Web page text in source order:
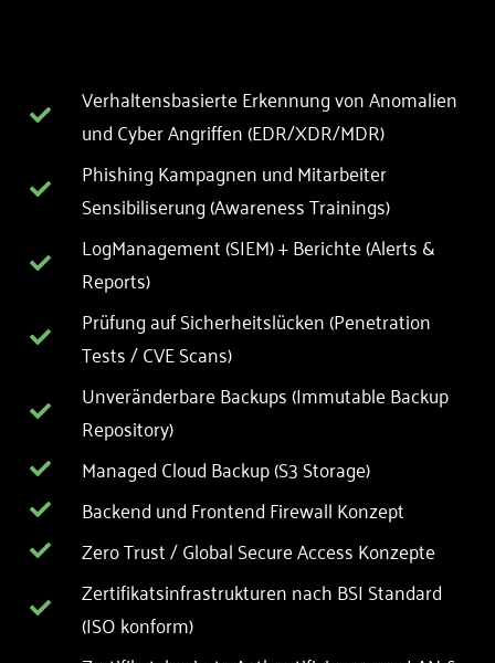
Verhaltensbasierte Erkennung von Anomalien
und Cyber Angriffen (EDR/XDR/MDR)
Phishing Kampagnen und Mitarbeiter
Sensibiliserung (Awareness Trainings)
LogManagement (SIEM) + Berichte (Alerts &
Reports)
Prüfung auf Sicherheitslücken (Penetration
Tests / CVE Scans)
Unveränderbare Backups (Immutable Backup
Repository)
Managed Cloud Backup (S3 Storage)
Backend und Frontend Firewall Konzept
Zero Trust / Global Secure Access Konzepte
Zertifikatsinfrastrukturen nach BSI Standard
(ISO konform)